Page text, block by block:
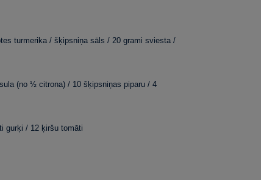
turmerika / šķipsniņa sāls / 20 grami sviesta /
(no ½ citrona) / 10 šķipsniņas piparu / 4
gurķi / 12 ķiršu tomāti